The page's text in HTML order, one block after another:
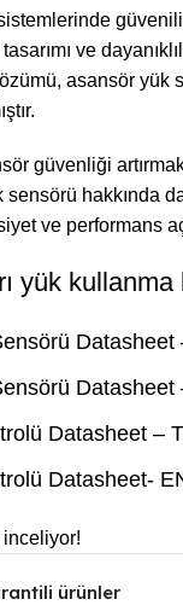
ve
asansör
güvenliği
sensörü hakkında
ve performans
yük
Datasheet
Datasheet
Datasheet –
Datasheet-
ürünler